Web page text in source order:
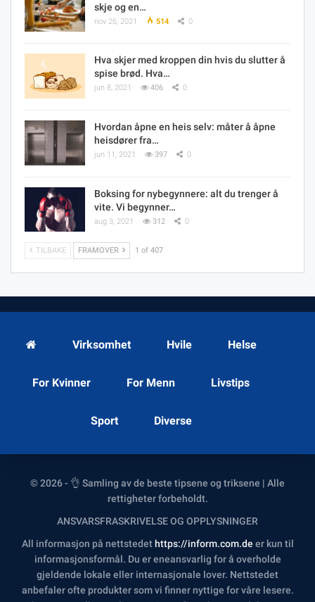
skje og en…
nov 26, 2021 514 0
Hva skjer med kroppen din hvis du slutter å
spise brød. Hva…
jun 8, 2021 406 0
Hvordan åpne en heis selv: måter å åpne
heisdører fra…
jun 11, 2021 397 0
Boksing for nybegynnere: alt du trenger å
vite. Vi begynner…
aug 3, 2021 312 0
TILBAKE FRAMOVER 1 of 407
Virksomhet Hvile Helse
For Kvinner For Menn Livstips
Sport Diverse
© 2026 - 👌 Samling av de beste tipsene og triksene | Alle
rettigheter forbeholdt.
ANSVARSFRASKRIVELSE OG OPPLYSNINGER
All informasjon på nettstedet https://inform.com.de er kun til
informasjonsformål. Du er eneansvarlig for å overholde
gjeldende lokale eller internasjonale lover. Nettstedet
anbefaler ofte produkter som vi finner nyttige for våre lesere.